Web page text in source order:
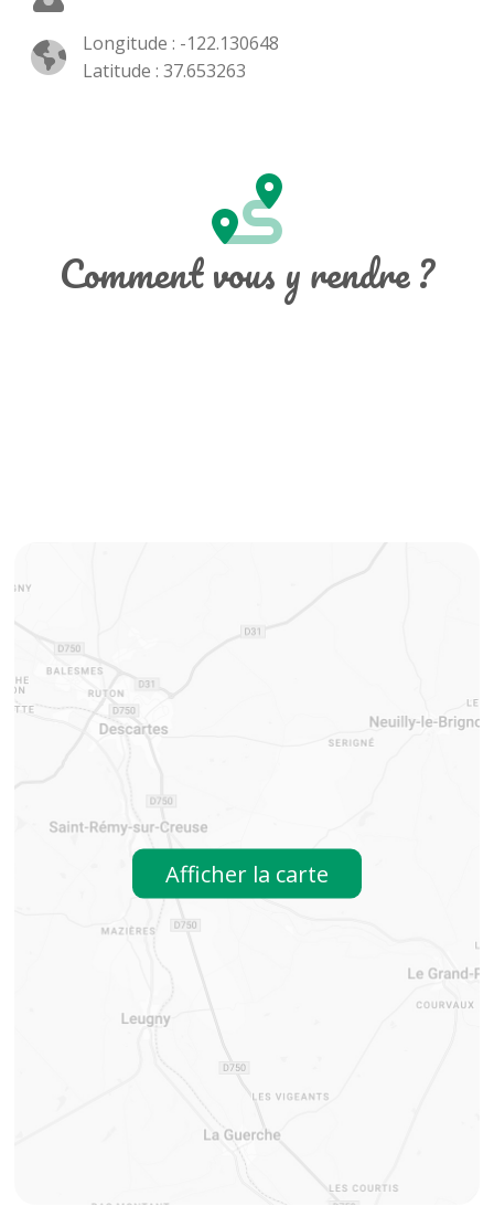
Longitude : -122.130648
Latitude : 37.653263
Comment vous y rendre ?
Afficher la carte